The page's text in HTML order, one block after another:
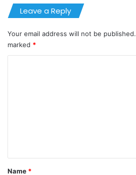
Leave a Reply
Your email address will not be published.
marked *
*
Name *